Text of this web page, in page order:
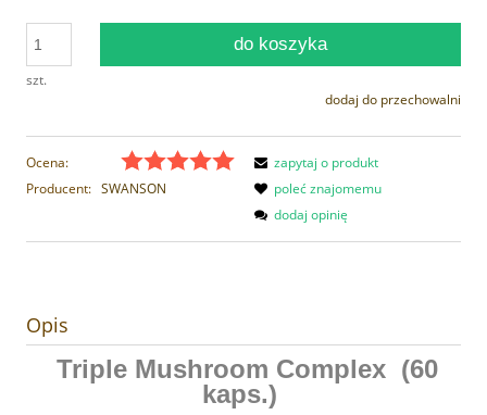
szt.
do koszyka
dodaj do przechowalni
Ocena:
Producent: SWANSON
zapytaj o produkt
poleć znajomemu
dodaj opinię
Opis
Triple Mushroom Complex (60
kaps.)